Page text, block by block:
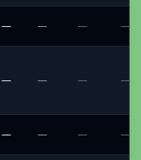
— — — —
— — — —
— — — —